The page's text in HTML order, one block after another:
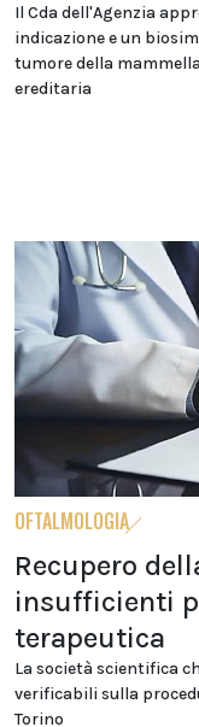
Il Cda dell'Agenzia
indicazione e un
tumore della
ereditaria
OFTALMOLOGIA
Recupero
insufficienti
terapeutica
La società scientifica
verificabili sulla
Torino